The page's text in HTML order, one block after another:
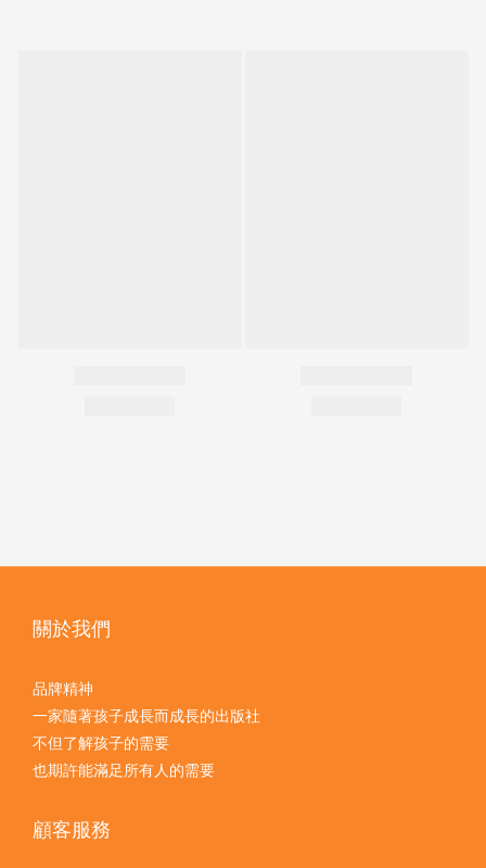
關於我們
品牌精神
一家隨著孩子成長而成長的出版社
不但了解孩子的需要
也期許能滿足所有人的需要
顧客服務